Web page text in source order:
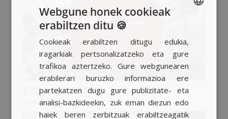
EGM NAVARRA 1ª Ola 2026
NAVARRA,EGM
BASQUE
CATALAN
ENGLISH
Webgune honek cookieak
erabiltzen ditu 🍪
Cookieak erabiltzen ditugu edukia,
iragarkiak pertsonalizatzeko eta gure
trafikoa aztertzeko. Gure webgunearen
erabilerari buruzko informazioa ere
partekatzen dugu gure publizitate- eta
analisi-bazkideekin, zuk eman diezun edo
haiek beren zerbitzuak erabiltzeagatik